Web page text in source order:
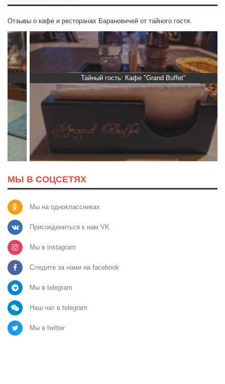
Отзывы о кафе и ресторанах Барановичей от тайного гостя.
Тайный гость: Кафе "Grand Buffet"
МЫ В СОЦСЕТЯХ
Мы на одноклассниках
Присоедениться к нам VK
Мы в instagram
Следите за нами на facebook
Мы в telegram
Наш чат в telegram
Мы в twitter